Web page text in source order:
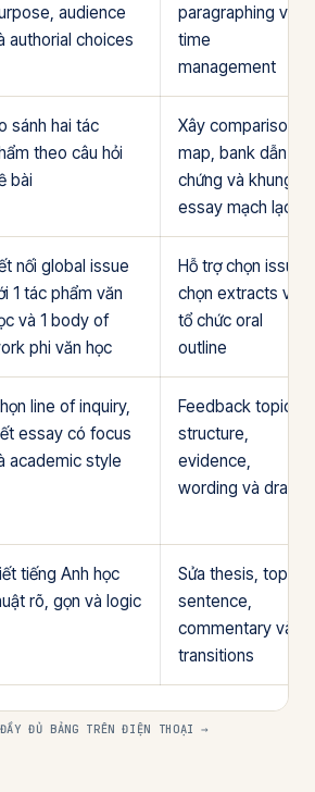
audience
authorial choices
paragraphing và
time
management
sánh hai tác
theo câu hỏi
bài
Xây comparison
map, bank dẫn
chứng và khung
essay mạch lạc
nối global issue
1 tác phẩm văn
và 1 body of
phi văn học
Hỗ trợ chọn issue,
chọn extracts và
tổ chức oral
outline
line of inquiry,
essay có focus
academic style
Feedback topic,
structure,
evidence,
wording và draft
tiếng Anh học
rõ, gọn và logic
Sửa thesis, topic
sentence,
commentary và
transitions
ĐỦ BẢNG TRÊN ĐIỆN THOẠI →